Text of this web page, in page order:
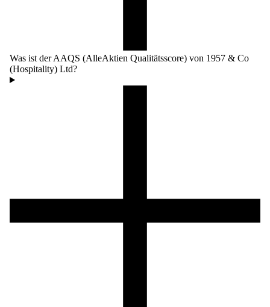
Was ist der AAQS (AlleAktien Qualitätsscore) von 1957 & Co
(Hospitality) Ltd?